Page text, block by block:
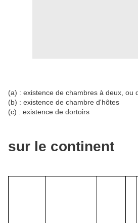
(a) : existence de chambres à deux, ou
(b) : existence de chambre d'hôtes
(c) : existence de dortoirs
sur le continent